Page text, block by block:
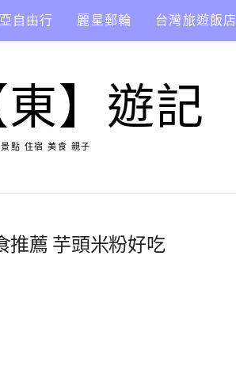
自由行 麗星郵輪 台灣旅遊飯店
】遊記
點 住宿 美食 親子
推薦 芋頭米粉好吃